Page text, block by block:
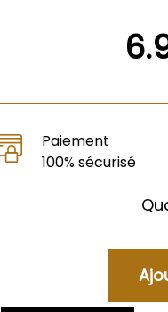
6
Paiement
100% sécurisé